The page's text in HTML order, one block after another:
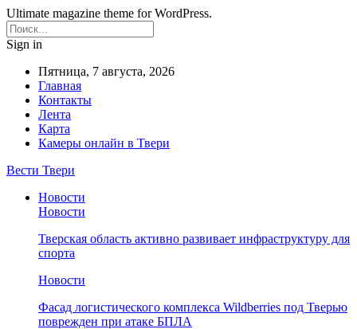
Ultimate magazine theme for WordPress.
Sign in
Пятница, 7 августа, 2026
Главная
Контакты
Лента
Карта
Камеры онлайн в Твери
Вести Твери
Новости
Новости
Тверская область активно развивает инфраструктуру для
спорта
Новости
Фасад логистического комплекса Wildberries под Тверью
поврежден при атаке БПЛА